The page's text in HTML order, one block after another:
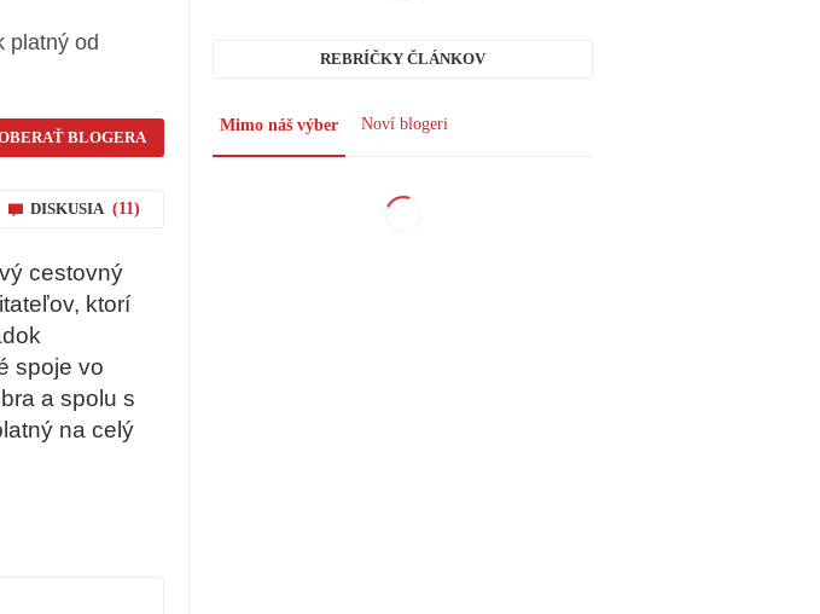
platný od
BLOGERA
DISKUSIA (11)
cestovný
ktorí
spoje vo
a spolu s
na celý
REBRÍČKY ČLÁNKOV
Mimo náš výber Noví blogeri